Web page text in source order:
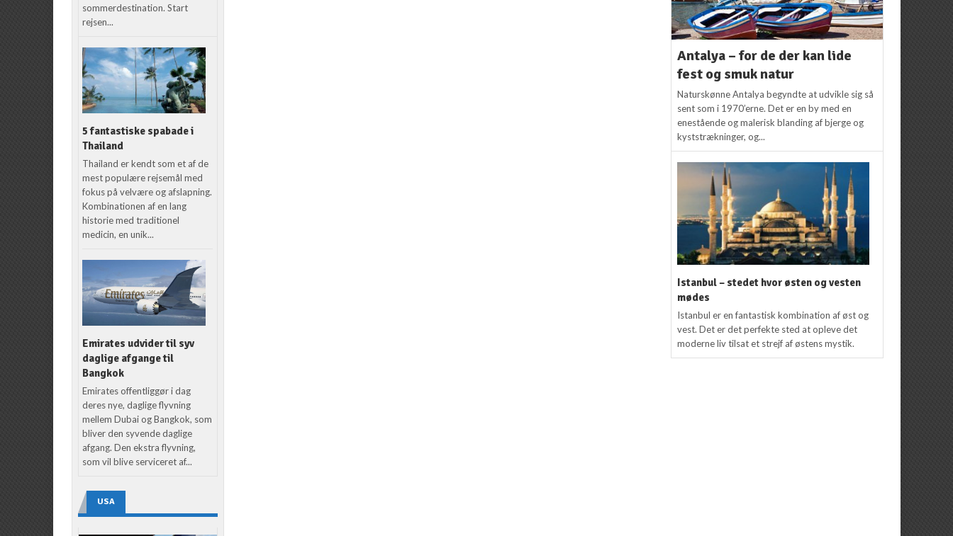
sommerdestination. Start
rejsen...
5 fantastiske spabade i
Thailand
Thailand er kendt som et af de
mest populære rejsemål med
fokus på velvære og afslapning.
Kombinationen af en lang
historie med traditionel
medicin, en unik...
Emirates udvider til syv
daglige afgange til
Bangkok
Emirates offentliggør i dag
deres nye, daglige flyvning
mellem Dubai og Bangkok, som
bliver den syvende daglige
afgang. Den ekstra flyvning,
som vil blive serviceret af...
USA
Antalya – for de der kan lide
fest og smuk natur
Naturskønne Antalya begyndte at udvikle sig så
sent som i 1970’erne. Det er en by med en
enestående og malerisk blanding af bjerge og
kyststrækninger, og...
Istanbul – stedet hvor østen og vesten
mødes
Istanbul er en fantastisk kombination af øst og
vest. Det er det perfekte sted at opleve det
moderne liv tilsat et strejf af østens mystik.